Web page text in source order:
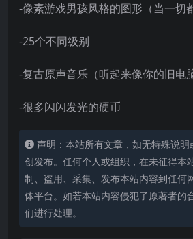
-像素游戏男孩风格的图形（当一切
-25个不同级别
-复古原声音乐（听起来像你的旧电
-很多闪闪发光的硬币
声明：本站所有文章，如无特殊说
创发布。任何个人或组织，在未征得本
制、盗用、采集、发布本站内容到任何
体平台。如若本站内容侵犯了原著者的
们进行处理。